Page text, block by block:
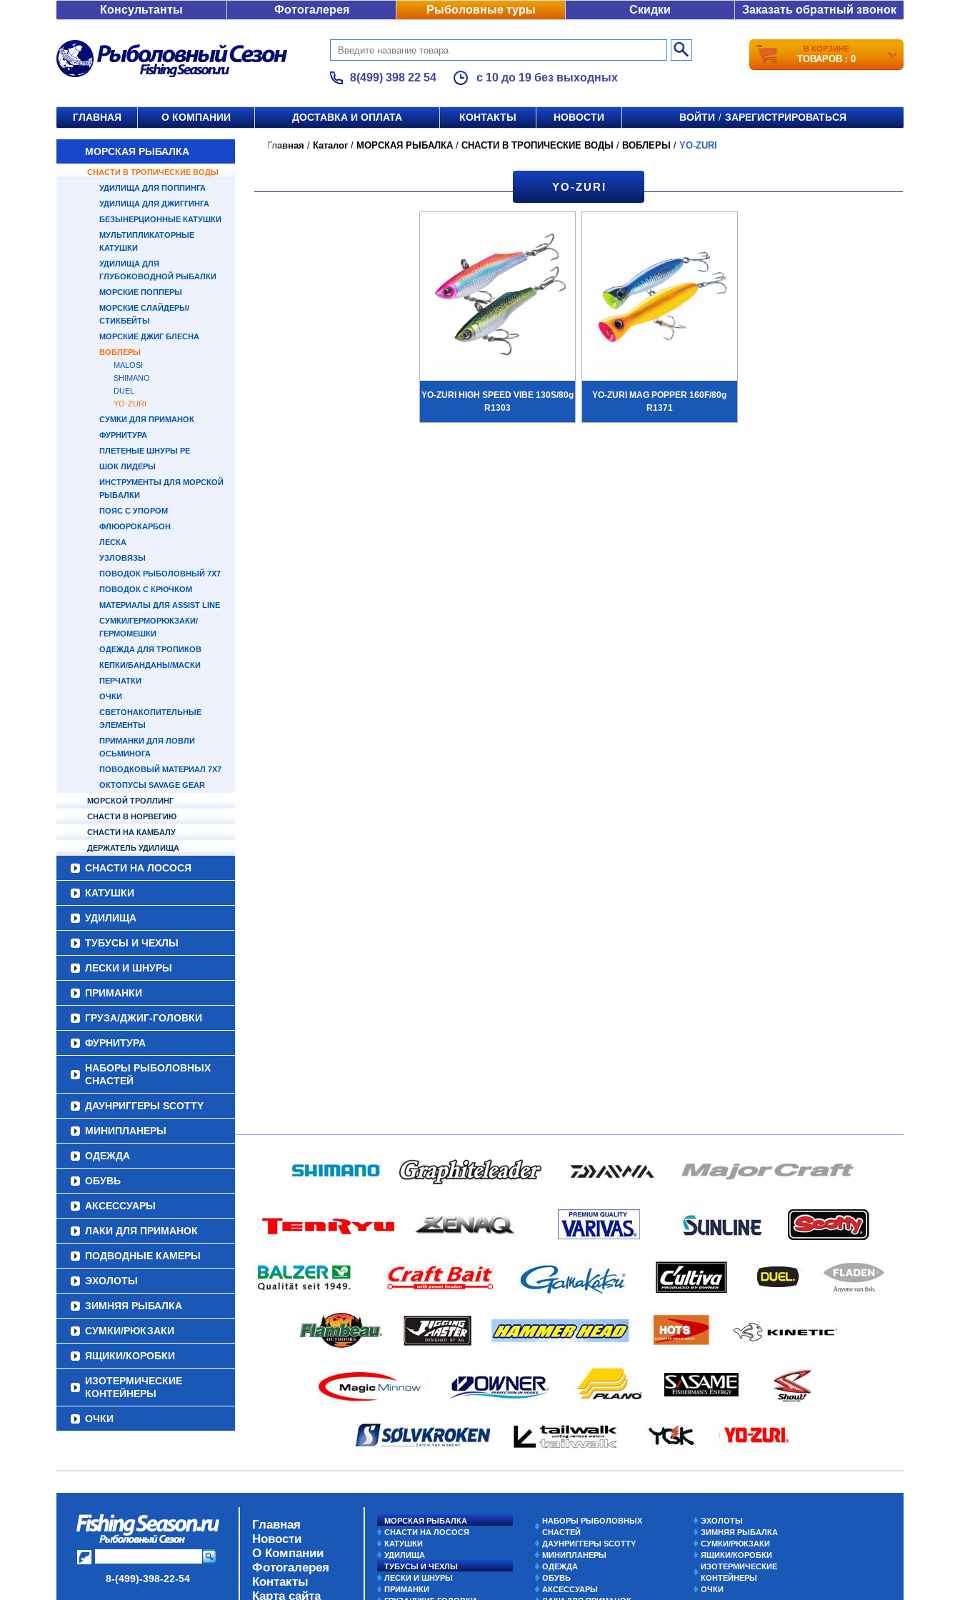
Консультанты Фотогалерея Рыболовные туры Скидки Заказать обратный звонок
8(499) 398 22 54 с 10 до 19 без выходных
В КОРЗИНЕ
ТОВАРОВ : 0
ГЛАВНАЯ О КОМПАНИИ ДОСТАВКА И ОПЛАТА КОНТАКТЫ НОВОСТИ ВОЙТИ / ЗАРЕГИСТРИРОВАТЬСЯ
МОРСКАЯ РЫБАЛКА
СНАСТИ В ТРОПИЧЕСКИЕ ВОДЫ
УДИЛИЩА ДЛЯ ПОППИНГА
УДИЛИЩА ДЛЯ ДЖИГГИНГА
БЕЗЫНЕРЦИОННЫЕ КАТУШКИ
МУЛЬТИПЛИКАТОРНЫЕ
КАТУШКИ
УДИЛИЩА ДЛЯ
ГЛУБОКОВОДНОЙ РЫБАЛКИ
МОРСКИЕ ПОППЕРЫ
МОРСКИЕ СЛАЙДЕРЫ/
СТИКБЕЙТЫ
МОРСКИЕ ДЖИГ БЛЕСНА
ВОБЛЕРЫ
MALOSI
SHIMANO
DUEL
YO-ZURI
СУМКИ ДЛЯ ПРИМАНОК
ФУРНИТУРА
ПЛЕТЕНЫЕ ШНУРЫ PE
ШОК ЛИДЕРЫ
ИНСТРУМЕНТЫ ДЛЯ МОРСКОЙ
РЫБАЛКИ
ПОЯС С УПОРОМ
ФЛЮОРОКАРБОН
ЛЕСКА
УЗЛОВЯЗЫ
ПОВОДОК РЫБОЛОВНЫЙ 7Х7
ПОВОДОК С КРЮЧКОМ
МАТЕРИАЛЫ ДЛЯ ASSIST LINE
СУМКИ/ГЕРМОРЮКЗАКИ/
ГЕРМОМЕШКИ
ОДЕЖДА ДЛЯ ТРОПИКОВ
КЕПКИ/БАНДАНЫ/МАСКИ
ПЕРЧАТКИ
ОЧКИ
СВЕТОНАКОПИТЕЛЬНЫЕ
ЭЛЕМЕНТЫ
ПРИМАНКИ ДЛЯ ЛОВЛИ
ОСЬМИНОГА
ПОВОДКОВЫЙ МАТЕРИАЛ 7Х7
ОКТОПУСЫ SAVAGE GEAR
МОРСКОЙ ТРОЛЛИНГ
СНАСТИ В НОРВЕГИЮ
СНАСТИ НА КАМБАЛУ
ДЕРЖАТЕЛЬ УДИЛИЩА
СНАСТИ НА ЛОСОСЯ
КАТУШКИ
УДИЛИЩА
ТУБУСЫ И ЧЕХЛЫ
ЛЕСКИ И ШНУРЫ
ПРИМАНКИ
ГРУЗА/ДЖИГ-ГОЛОВКИ
ФУРНИТУРА
НАБОРЫ РЫБОЛОВНЫХ
СНАСТЕЙ
ДАУНРИГГЕРЫ SCOTTY
МИНИПЛАНЕРЫ
ОДЕЖДА
ОБУВЬ
АКСЕССУАРЫ
ЛАКИ ДЛЯ ПРИМАНОК
ПОДВОДНЫЕ КАМЕРЫ
ЭХОЛОТЫ
ЗИМНЯЯ РЫБАЛКА
СУМКИ/РЮКЗАКИ
ЯЩИКИ/КОРОБКИ
ИЗОТЕРМИЧЕСКИЕ
КОНТЕЙНЕРЫ
ОЧКИ
Главная / Каталог / МОРСКАЯ РЫБАЛКА / СНАСТИ В ТРОПИЧЕСКИЕ ВОДЫ / ВОБЛЕРЫ / YO-ZURI
YO-ZURI
YO-ZURI HIGH SPEED VIBE 130S/80g
R1303
YO-ZURI MAG POPPER 160F/80g
R1371
8-(499)-398-22-54
Главная
Новости
О Компании
Фотогалерея
Контакты
Карта сайта
МОРСКАЯ РЫБАЛКА
СНАСТИ НА ЛОСОСЯ
КАТУШКИ
УДИЛИЩА
ТУБУСЫ И ЧЕХЛЫ
ЛЕСКИ И ШНУРЫ
ПРИМАНКИ
НАБОРЫ РЫБОЛОВНЫХ
СНАСТЕЙ
ДАУНРИГГЕРЫ SCOTTY
МИНИПЛАНЕРЫ
ОДЕЖДА
ОБУВЬ
АКСЕССУАРЫ
ЭХОЛОТЫ
ЗИМНЯЯ РЫБАЛКА
СУМКИ/РЮКЗАКИ
ЯЩИКИ/КОРОБКИ
ИЗОТЕРМИЧЕСКИЕ
КОНТЕЙНЕРЫ
ОЧКИ